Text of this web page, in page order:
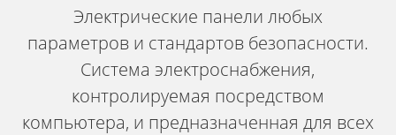
Электрические панели любых
параметров и стандартов безопасности.
Система электроснабжения,
контролируемая посредством
компьютера, и предназначенная для всех